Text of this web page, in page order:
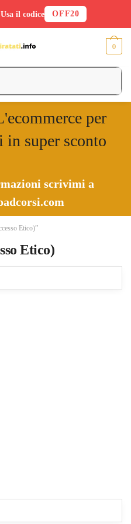
0
per
in super sconto
scrivimi a
Etico)”
Etico)
il codice OFF20